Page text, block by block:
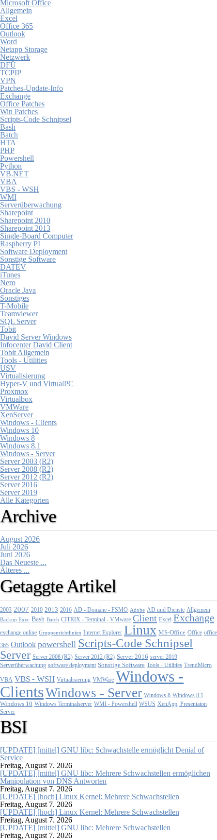
Microsoft Office
Allgemein
Excel
Office 365
Outlook
Word
Netapp Storage
Netzwerk
DFÜ
TCPIP
VPN
Patches-Update-Info
Exchange
Office Patches
Win Patches
Scripts-Code Schnipsel
Bash
Batch
HTA
PHP
Powershell
Python
VB.NET
VBA
VBS - WSH
WMI
Serverüberwachung
Sharepoint
Sharepoint 2010
Sharepoint 2013
Single-Board Computer
Raspberry PI
Software Deployment
Sonstige Software
DATEV
iTunes
Nero
Oracle Java
Sonstiges
T-Mobile
Teamviewer
SQL Server
Tobit
David Server Windows
Infocenter David Client
Tobit Allgemein
Tools - Utilities
USV
Virtualisierung
Hyper-V und VirtualPC
Proxmox
Virtualbox
VMWare
XenServer
Windows - Clients
Windows 10
Windows 8
Windows 8.1
Windows - Server
Server 2003 (R2)
Server 2008 (R2)
Server 2012 (R2)
Server 2016
Server 2019
Alle Kategorien
Archive
August 2026
Juli 2026
Juni 2026
Das Neueste ...
Älteres ...
Getaggte Artikel
2003 2007 2010 2013 2016 AD - Domäne - FSMO Adobe AD und Dienste Allgemein
Backup Exec Bash Batch CITRIX - Terminal - VMware Client Excel Exchange
exchange online Gruppenrichtlinien Internet Explorer Linux MS-Office Office office
365 Outlook powershell Scripts-Code Schnipsel
Server Server 2008 (R2) Server 2012 (R2) Server 2016 server 2019
Serverüberwachung software deployment Sonstige Software Tools - Utilities TrendMicro
VBA VBS - WSH Virtualisierung VMWare Windows -
ClientsWindows - Server Windows 8 Windows 8.1
Windows 10 Windows Terminalserver WMI - Powershell WSUS XenApp, Presentaion
Server
BSI
[UPDATE] [mittel] GNU libc: Schwachstelle ermöglicht Denial of
Service
Freitag, August 7. 2026
[UPDATE] [mittel] GNU libc: Mehrere Schwachstellen ermöglichen
Manipulation von DNS Antworten
Freitag, August 7. 2026
[UPDATE] [hoch] Linux Kernel: Mehrere Schwachstellen
Freitag, August 7. 2026
[UPDATE] [hoch] Linux Kernel: Mehrere Schwachstellen
Freitag, August 7. 2026
[UPDATE] [mittel] GNU libc: Mehrere Schwachstellen
Freitag, August 7. 2026